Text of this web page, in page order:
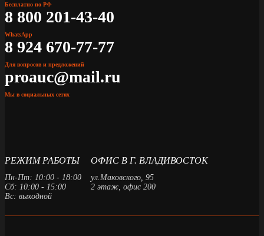
Бесплатно по РФ
8 800 201-43-40
WhatsApp
8 924 670-77-77
Для вопросов и предложений
proauc@mail.ru
Мы в социальных сетях
РЕЖИМ РАБОТЫ
Пн-Пт: 10:00 - 18:00
Сб: 10:00 - 15:00
Вс: выходной
ОФИС В Г. ВЛАДИВОСТОК
ул.Маковского, 95
2 этаж, офис 200